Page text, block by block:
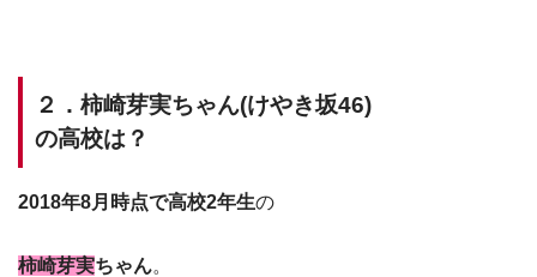
２．柿崎芽実ちゃん(けやき坂46)
の高校は？
2018年8月時点で高校2年生の
柿崎芽実ちゃん。